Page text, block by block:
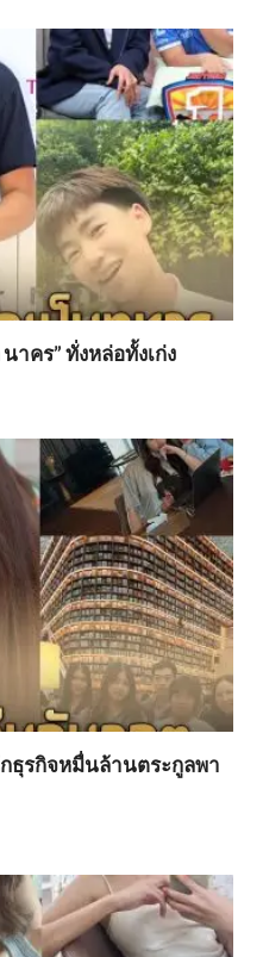
าคร” ทั่งหล่อทั้งเก่ง
ธุรกิจหมื่นล้านตระกูลพา